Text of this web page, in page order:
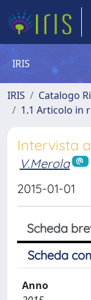
IRIS
IRIS Catalogo
1.1 Articolo in
Intervista
V.Merola
2015-01-01
Scheda
Scheda
Anno